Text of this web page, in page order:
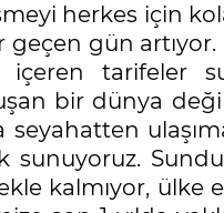
herkes için
gün
içeren tarifeler
bir dünya
seyahatten
kalmıyor, ülke